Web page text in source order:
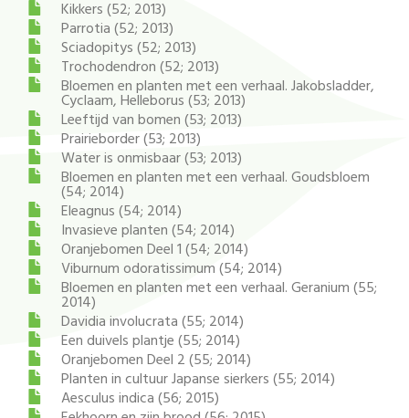
Kikkers (52; 2013)
Parrotia (52; 2013)
Sciadopitys (52; 2013)
Trochodendron (52; 2013)
Bloemen en planten met een verhaal. Jakobsladder,
Cyclaam, Helleborus (53; 2013)
Leeftijd van bomen (53; 2013)
Prairieborder (53; 2013)
Water is onmisbaar (53; 2013)
Bloemen en planten met een verhaal. Goudsbloem
(54; 2014)
Eleagnus (54; 2014)
Invasieve planten (54; 2014)
Oranjebomen Deel 1 (54; 2014)
Viburnum odoratissimum (54; 2014)
Bloemen en planten met een verhaal. Geranium (55;
2014)
Davidia involucrata (55; 2014)
Een duivels plantje (55; 2014)
Oranjebomen Deel 2 (55; 2014)
Planten in cultuur Japanse sierkers (55; 2014)
Aesculus indica (56; 2015)